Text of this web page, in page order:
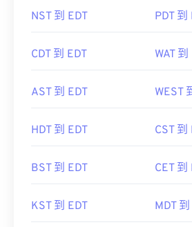
NST 到 EDT PDT 到
CDT 到 EDT WAT 到
AST 到 EDT WEST
HDT 到 EDT CST 到
BST 到 EDT CET 到
KST 到 EDT MDT